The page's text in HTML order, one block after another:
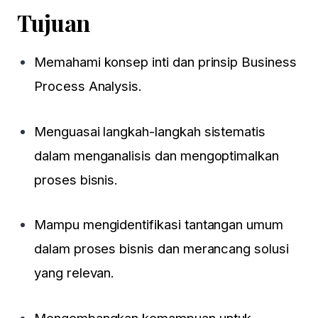
Tujuan
Memahami konsep inti dan prinsip Business
Process Analysis.
Menguasai langkah-langkah sistematis
dalam menganalisis dan mengoptimalkan
proses bisnis.
Mampu mengidentifikasi tantangan umum
dalam proses bisnis dan merancang solusi
yang relevan.